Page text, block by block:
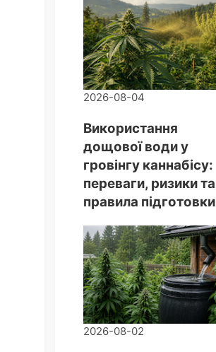
2026-08-04
Використання
дощової води у
гровінгу каннабісу:
переваги, ризики та
правила підготовки
2026-08-02